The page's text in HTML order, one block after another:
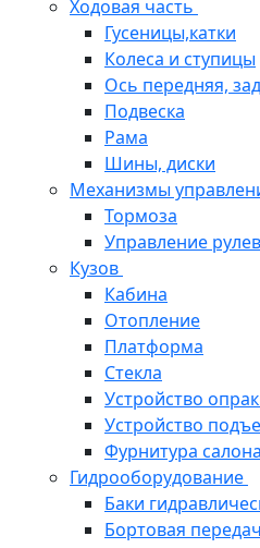
Ходовая часть
Гусеницы,катки
Колеса и ступицы
Ось передняя,
Подвеска
Рама
Шины, диски
Механизмы
Тормоза
Управление
Кузов
Кабина
Отопление
Платформа
Стекла
Устройство
Устройство
Фурнитура салона
Гидрооборудование
Баки
Бортовая